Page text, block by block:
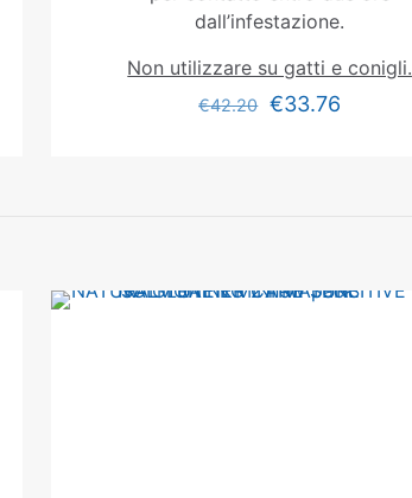
dall’infestazione.
Non utilizzare su gatti e conigli.
€42.20 €33.76